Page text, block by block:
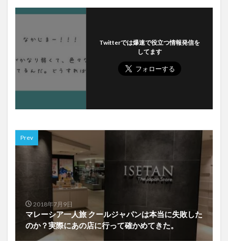
Twitterでは爆速で役立つ情報発信を
してます
Prev
2018年7月9日
マレーシア一人旅 クールジャパンは本当に失敗した
のか？実際にあの店に行って確かめてきた。